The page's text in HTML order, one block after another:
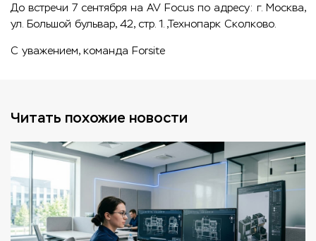
До встречи 7 сентября на AV Focus по адресу: г. Москва,
ул. Большой бульвар, 42, стр. 1.,Технопарк Сколково.
С уважением, команда Forsite
Читать похожие новости